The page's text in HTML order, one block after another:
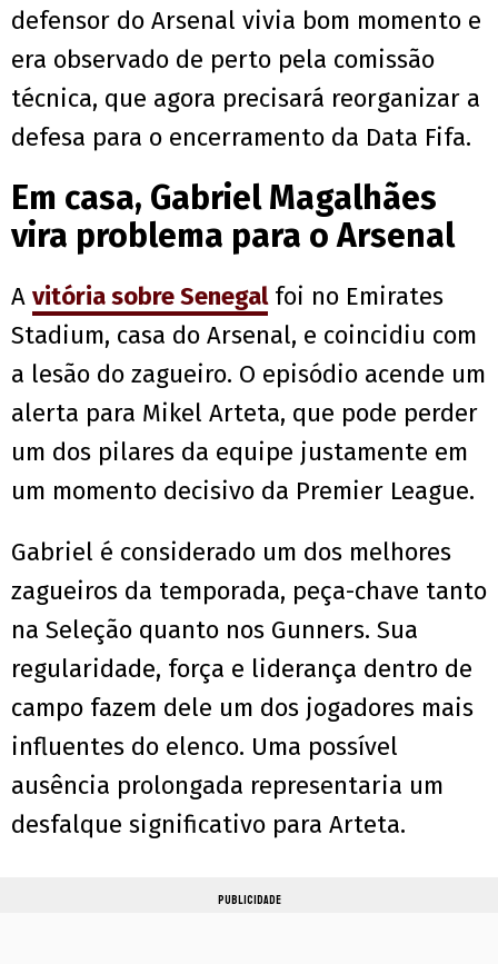
defensor do Arsenal vivia bom momento e
era observado de perto pela comissão
técnica, que agora precisará reorganizar a
defesa para o encerramento da Data Fifa.
Em casa, Gabriel Magalhães
vira problema para o Arsenal
A vitória sobre Senegalfoi no Emirates
Stadium, casa do Arsenal, e coincidiu com
a lesão do zagueiro. O episódio acende um
alerta para Mikel Arteta, que pode perder
um dos pilares da equipe justamente em
um momento decisivo da Premier League.
Gabriel é considerado um dos melhores
zagueiros da temporada, peça-chave tanto
na Seleção quanto nos Gunners. Sua
regularidade, força e liderança dentro de
campo fazem dele um dos jogadores mais
influentes do elenco. Uma possível
ausência prolongada representaria um
desfalque significativo para Arteta.
PUBLICIDADE